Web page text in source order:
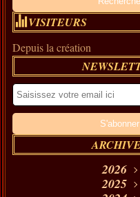
VISITEURS
Depuis la création
2026
Août
2025